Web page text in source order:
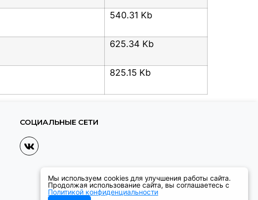
540.31 Kb
625.34 Kb
825.15 Kb
СОЦИАЛЬНЫЕ СЕТИ
Мы используем cookies для улучшения работы сайта.
Продолжая использование сайта, вы соглашаетесь с
Политикой конфиденциальности